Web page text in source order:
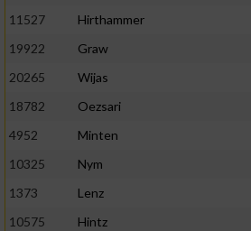
11527
Hirthammer
19922
Graw
20265
Wijas
18782
Oezsari
4952
Minten
10325
Nym
1373
Lenz
10575
Hintz